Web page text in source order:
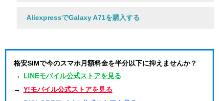
AliexpressでGalaxy A71を購入する
格安SIMで今のスマホ月額料金を半分以下に抑えませんか？
→
LINEモバイル公式ストアを見る
→ Y!モバイル公式ストアを見る